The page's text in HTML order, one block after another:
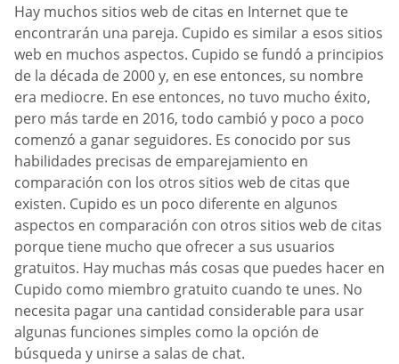
Hay muchos sitios web de citas en Internet que te
encontrarán una pareja. Cupido es similar a esos sitios
web en muchos aspectos. Cupido se fundó a principios
de la década de 2000 y, en ese entonces, su nombre
era mediocre. En ese entonces, no tuvo mucho éxito,
pero más tarde en 2016, todo cambió y poco a poco
comenzó a ganar seguidores. Es conocido por sus
habilidades precisas de emparejamiento en
comparación con los otros sitios web de citas que
existen. Cupido es un poco diferente en algunos
aspectos en comparación con otros sitios web de citas
porque tiene mucho que ofrecer a sus usuarios
gratuitos. Hay muchas más cosas que puedes hacer en
Cupido como miembro gratuito cuando te unes. No
necesita pagar una cantidad considerable para usar
algunas funciones simples como la opción de
búsqueda y unirse a salas de chat.